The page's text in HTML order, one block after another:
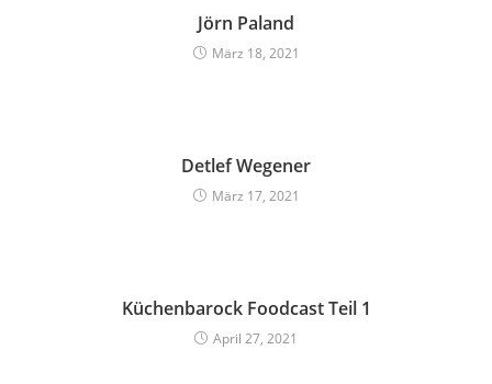
Jörn Paland
März 18, 2021
Detlef Wegener
März 17, 2021
Küchenbarock Foodcast Teil 1
April 27, 2021